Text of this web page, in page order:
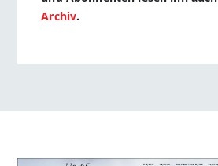
Archiv.